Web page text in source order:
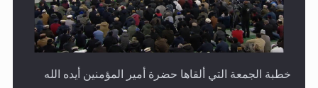
خطبة الجمعة التي ألقاها حضرة أمير المؤمنين أيده الله